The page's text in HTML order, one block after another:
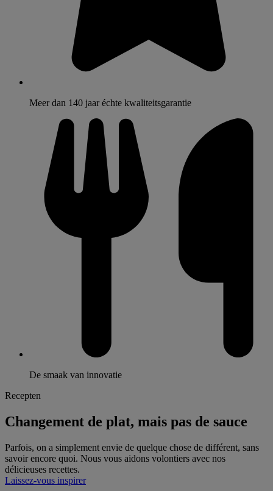
Meer dan 140 jaar échte kwaliteitsgarantie
De smaak van innovatie
Recepten
Changement de plat, mais pas de sauce
Parfois, on a simplement envie de quelque chose de différent, sans
savoir encore quoi. Nous vous aidons volontiers avec nos
délicieuses recettes.
Laissez-vous inspirer